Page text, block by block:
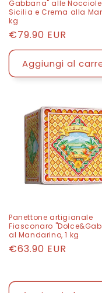
Gabbana" alle
Sicilia e Crema alla
kg
Prezzo
di
listino
€79.90 EUR
Aggiungi al
Panettone artigianale
Fiasconaro
al Mandarino, 1 kg
Prezzo
€63.90 EUR